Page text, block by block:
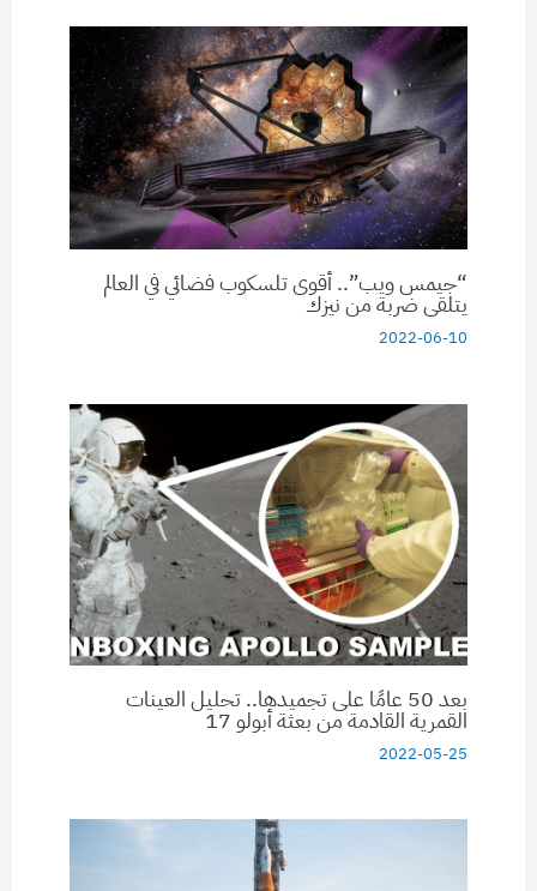
“جيمس ويب”.. أقوى تلسكوب فضائي في العالم
يتلقى ضربة من نيزك
2022-06-10
بعد 50 عامًا على تجميدها.. تحليل العينات
القمرية القادمة من بعثة أبولو 17
2022-05-25